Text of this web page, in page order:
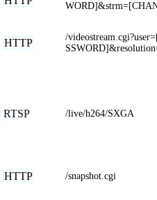
HTTP
/
RTSP /live/h264/SXGA
HTTP /snapshot.cgi